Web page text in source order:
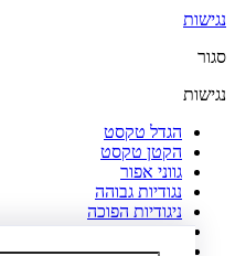
נגישות
סגור
נגישות
הגדל טקסט
הקטן טקסט
גווני אפור
נגודיות גבוהה
ניגודיות הפוכה
רקע בהיר
הדגשת קישורים